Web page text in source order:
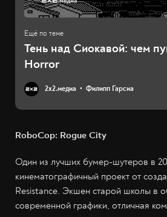
Тень над Сиокавой: чем
Horror
2х2.медиа Филипп Гарсиа
RoboCop: Rogue City
Один из лучших бумер-шутеров в
кинематографичный проект от
Resistance. Экшен старой школы в
современной графики, отличная